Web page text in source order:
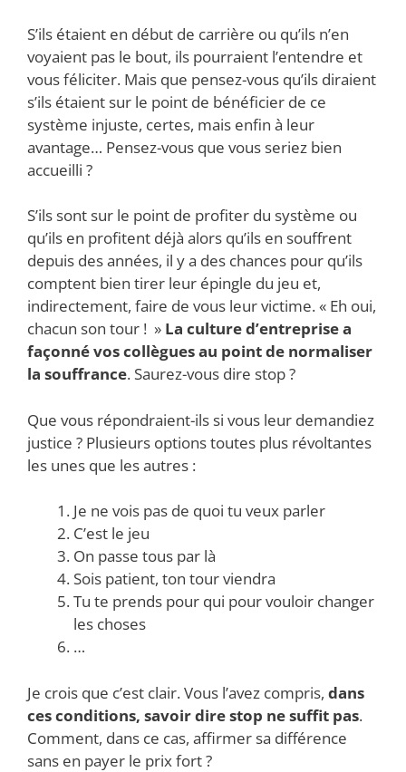
S’ils étaient en début de carrière ou qu’ils n’en
voyaient pas le bout, ils pourraient l’entendre et
vous féliciter. Mais que pensez-vous qu’ils diraient
s’ils étaient sur le point de bénéficier de ce
système injuste, certes, mais enfin à leur
avantage… Pensez-vous que vous seriez bien
accueilli ?
S’ils sont sur le point de profiter du système ou
qu’ils en profitent déjà alors qu’ils en souffrent
depuis des années, il y a des chances pour qu’ils
comptent bien tirer leur épingle du jeu et,
indirectement, faire de vous leur victime. « Eh oui,
chacun son tour ! » La culture d’entreprise a
façonné vos collègues au point de normaliser
la souffrance. Saurez-vous dire stop ?
Que vous répondraient-ils si vous leur demandiez
justice ? Plusieurs options toutes plus révoltantes
les unes que les autres :
Je ne vois pas de quoi tu veux parler
C’est le jeu
On passe tous par là
Sois patient, ton tour viendra
Tu te prends pour qui pour vouloir changer
les choses
…
Je crois que c’est clair. Vous l’avez compris, dans
ces conditions, savoir dire stop ne suffit pas.
Comment, dans ce cas, affirmer sa différence
sans en payer le prix fort ?